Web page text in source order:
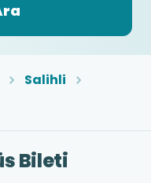
Salihli
Bileti